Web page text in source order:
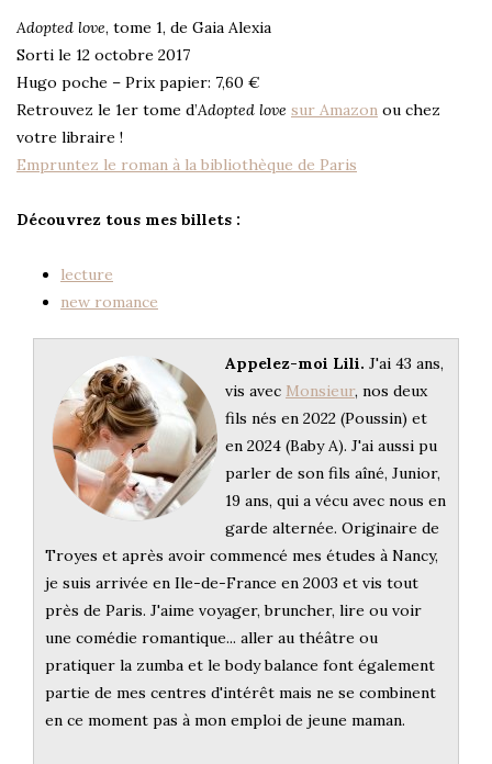
Adopted love, tome 1, de Gaia Alexia
Sorti le 12 octobre 2017
Hugo poche – Prix papier: 7,60 €
Retrouvez le 1er tome d’Adopted love sur Amazon ou chez
votre libraire !
Empruntez le roman à la bibliothèque de Paris
Découvrez tous mes billets :
lecture
new romance
Appelez-moi Lili. J'ai 43 ans,
vis avec Monsieur, nos deux
fils nés en 2022 (Poussin) et
en 2024 (Baby A). J'ai aussi pu
parler de son fils aîné, Junior,
19 ans, qui a vécu avec nous en
garde alternée. Originaire de
Troyes et après avoir commencé mes études à Nancy,
je suis arrivée en Ile-de-France en 2003 et vis tout
près de Paris. J'aime voyager, bruncher, lire ou voir
une comédie romantique... aller au théâtre ou
pratiquer la zumba et le body balance font également
partie de mes centres d'intérêt mais ne se combinent
en ce moment pas à mon emploi de jeune maman.